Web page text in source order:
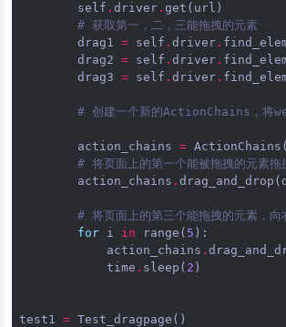
self . driver . get ( url )
# 获取第一，二，三能拖拽的元素
drag1
= self . driver .
drag2 = self . driver .
drag3 = self . driver .
# 创建一个新的ActionChains，将
action_chains = ActionChains (
# 将页面上的第一个能被拖拽的元素拖
action_chains . drag_and_drop (
# 将页面上的第三个能拖拽的元素，
for i in range ( 5 ):
action_chains .
time . sleep ( 2 )
test1 = Test_dragpage ()